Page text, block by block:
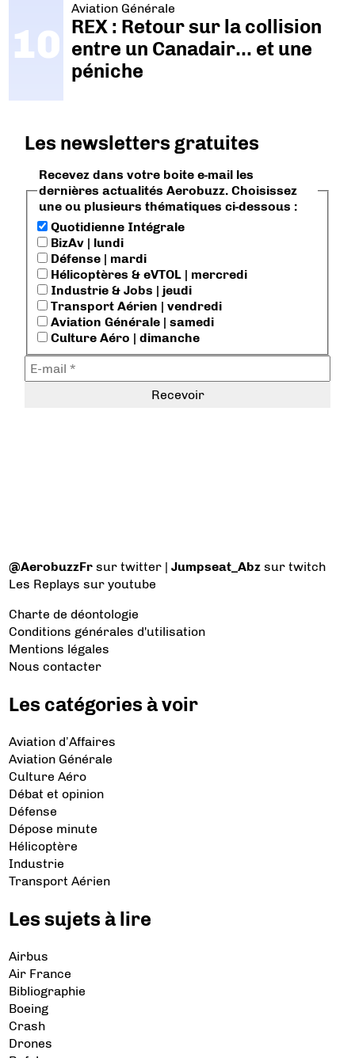
Aviation Générale
REX : Retour sur la collision
entre un Canadair… et une
péniche
Les newsletters gratuites
Recevez dans votre boite e-mail les
dernières actualités Aerobuzz. Choisissez
une ou plusieurs thématiques ci-dessous :
Quotidienne Intégrale
BizAv | lundi
Défense | mardi
Hélicoptères & eVTOL | mercredi
Industrie & Jobs | jeudi
Transport Aérien | vendredi
Aviation Générale | samedi
Culture Aéro | dimanche
@AerobuzzFr sur twitter |Jumpseat_Abz sur twitch
Les Replays sur youtube
Charte de déontologie
Conditions générales d'utilisation
Mentions légales
Nous contacter
Les catégories à voir
Aviation d’Affaires
Aviation Générale
Culture Aéro
Débat et opinion
Défense
Dépose minute
Hélicoptère
Industrie
Transport Aérien
Les sujets à lire
Airbus
Air France
Bibliographie
Boeing
Crash
Drones